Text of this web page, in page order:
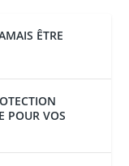
ÊTRE
POUR VOS